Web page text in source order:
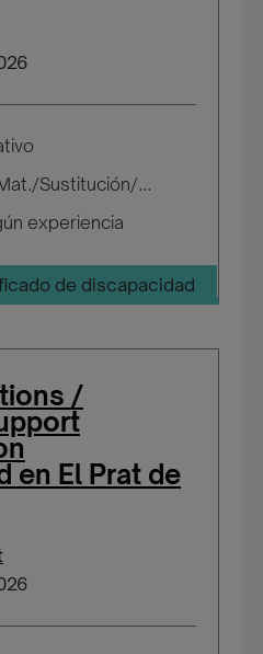
Sustitución/...
experiencia
de discapacidad
/
en El Prat de